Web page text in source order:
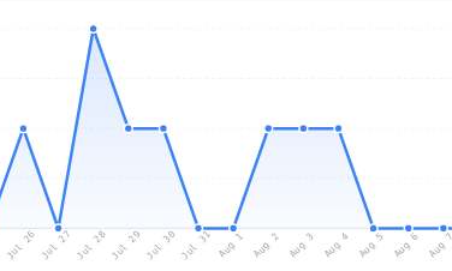
Jul 26 Jul 27 Jul 28Jul 29 Jul 30 Jul 31 Aug 1 Aug 2 Aug 3 Aug 4 Aug 5 Aug 6